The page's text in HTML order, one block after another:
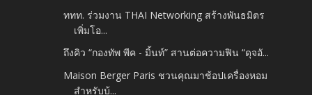
ททท. ร่วมงาน THAI Networking สร้างพันธมิตร
เพิ่มโอ...
ถึงคิว “กองทัพ พีค - มิ้นท์” สานต่อความฟิน “ดุจอั...
Maison Berger Paris ชวนคุณมาช้อปเครื่องหอม
สำหรับบ้...